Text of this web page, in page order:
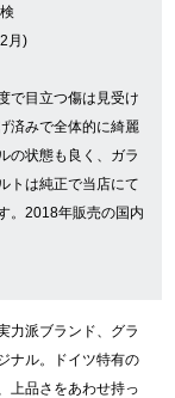
月)
で目立つ傷は見受け
済みで全体的に綺麗
の状態も良く、ガラ
トは純正で当店にて
。2018年販売の国内
力派ブランド、グラ
ナル。ドイツ特有の
上品さをあわせ持っ